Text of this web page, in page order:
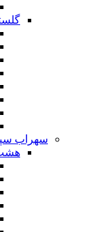
سهراب